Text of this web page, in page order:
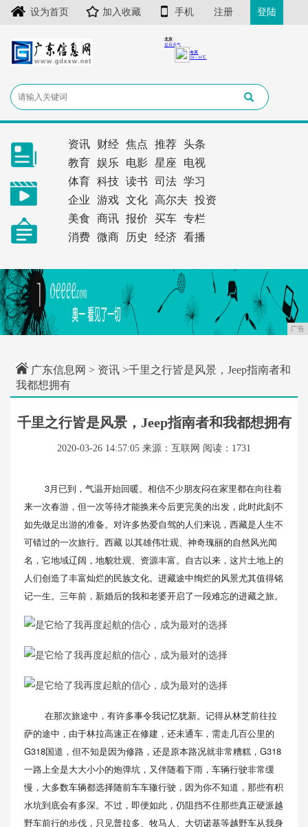
设为首页 加入收藏 手机 注册 登陆
资讯 财经 焦点 推荐
头条
教育
娱乐 电影 星座
电视
体育
科技 读书 司法
学习
企业
游戏 文化 高尔夫
投资
美食
商讯 报价 买车
专栏
消费
微商 历史 经济 看播
广告
广东信息网 > 资讯 >千里之行皆是风景，Jeep指南者和
我都想拥有
千里之行皆是风景，Jeep指南者和我都想拥有
2020-03-26 14:57:05 来源：互联网 阅读：1731
3月已到，气温开始回暖。相信不少朋友闷在家里都在向往着
来一次春游，但一次等待才能换来今后更完美的出发，此时此刻不
如先做足出游的准备。对许多热爱自驾的人们来说，西藏是人生不
可错过的一次旅行。西藏 以其雄伟壮观、神奇瑰丽的自然风光闻
名，它地域辽阔，地貌壮观、资源丰富。自古以来，这片土地上的
人们创造了丰富灿烂的民族文化。进藏途中绚烂的风景尤其值得铭
记一生。三年前，新婚后的我和老婆开启了一段难忘的进藏之旅。
在那次旅途中，有许多事令我记忆犹新。记得从林芝前往拉
萨的途中，由于林拉高速正在修建，还未通车，需走几百公里的
G318国道，但不知是因为修路，还是原本路况就非常糟糕，G318
一路上全是大大小小的炮弹坑，又伴随着下雨，车辆行驶非常缓
慢，大多数车辆都选择随前车车辙行驶，因为你不知道，那些有积
水坑到底会有多深。不过，即便如此，仍阻挡不住那些真正硬派越
野车前行的步伐，只见普拉多、牧马人、大切诺基等越野车从我身